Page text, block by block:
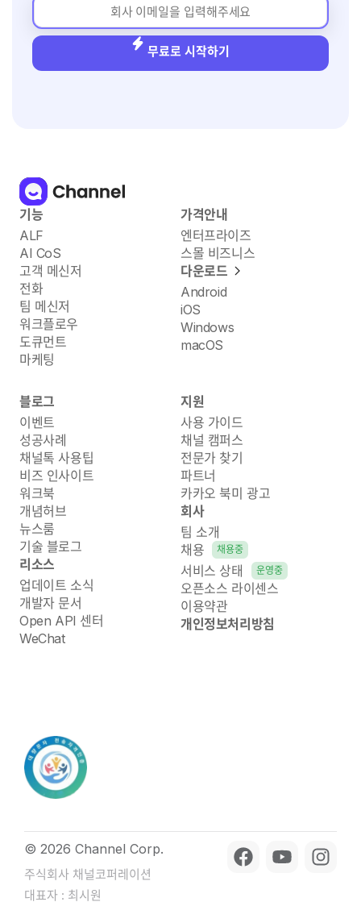
무료로 시작하기
기능
ALF
AI CoS
고객 메신저
전화
팀 메신저
워크플로우
도큐먼트
마케팅
가격안내
엔터프라이즈
스몰 비즈니스
다운로드
Android
iOS
Windows
macOS
블로그
이벤트
성공사례
채널톡 사용팁
비즈 인사이트
워크북
개념허브
뉴스룸
기술 블로그
리소스
업데이트 소식
개발자 문서
Open API 센터
WeChat
지원
사용 가이드
채널 캠퍼스
전문가 찾기
파트너
카카오 북미 광고
회사
팀 소개
채용
채용중
서비스 상태 운영중
오픈소스 라이센스
이용약관
개인정보처리방침
© 2026 Channel Corp.
주식회사 채널코퍼레이션
대표자 : 최시원